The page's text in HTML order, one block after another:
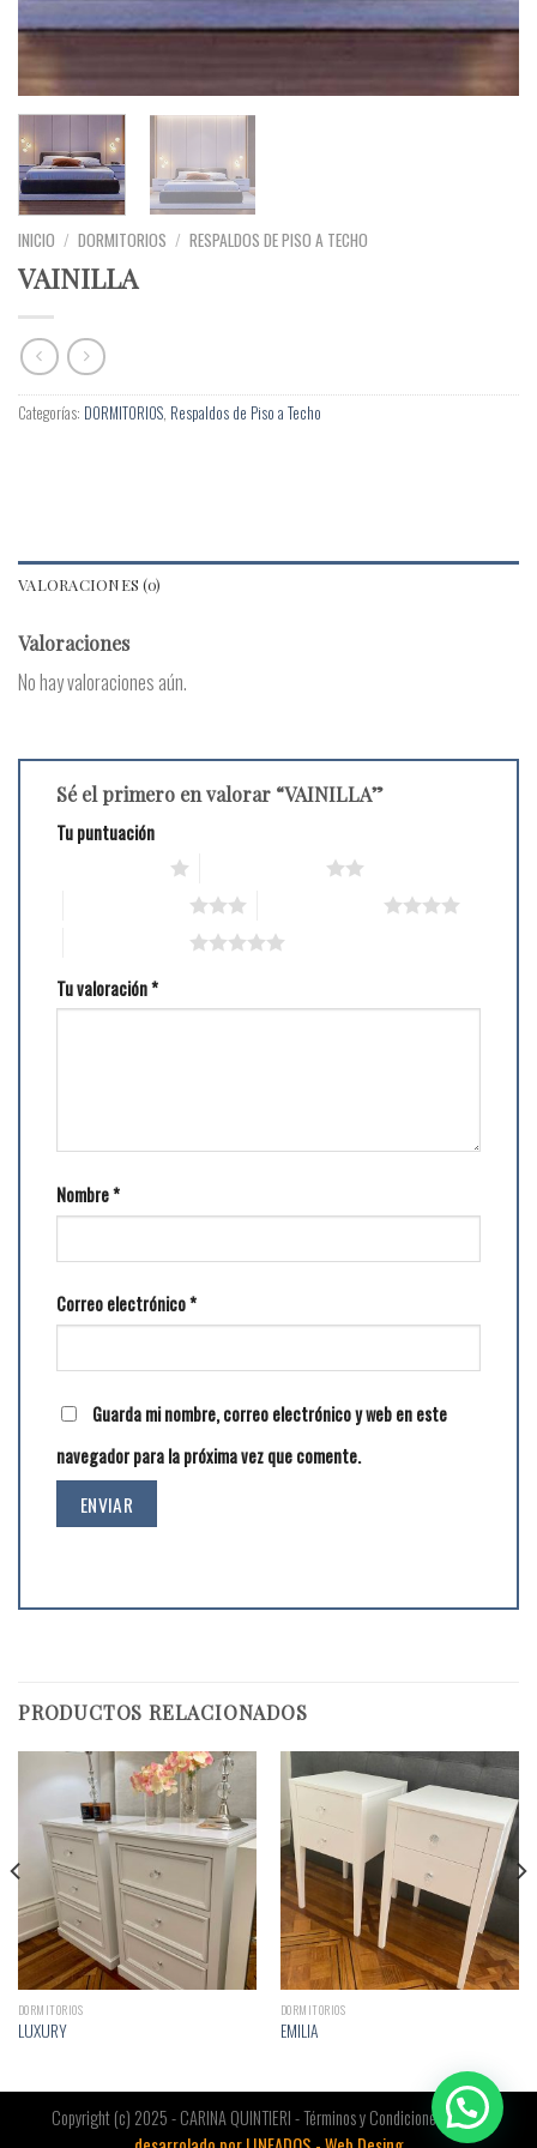
INICIO / DORMITORIOS / RESPALDOS DE PISO A TECHO
VAINILLA
Categorías: DORMITORIOS, Respaldos de Piso a Techo
VALORACIONES (0)
Valoraciones
No hay valoraciones aún.
Sé el primero en valorar “VAINILLA”
Tu puntuación
Tu valoración*
Nombre*
Correo electrónico*
Guarda mi nombre, correo electrónico y web en este
navegador para la próxima vez que comente.
PRODUCTOS RELACIONADOS
DORMITORIOS
LUXURY
DORMITORIOS
EMILIA
Copyright (c) 2025 - CARINA QUINTIERI - Términos y Condiciones |Sitio